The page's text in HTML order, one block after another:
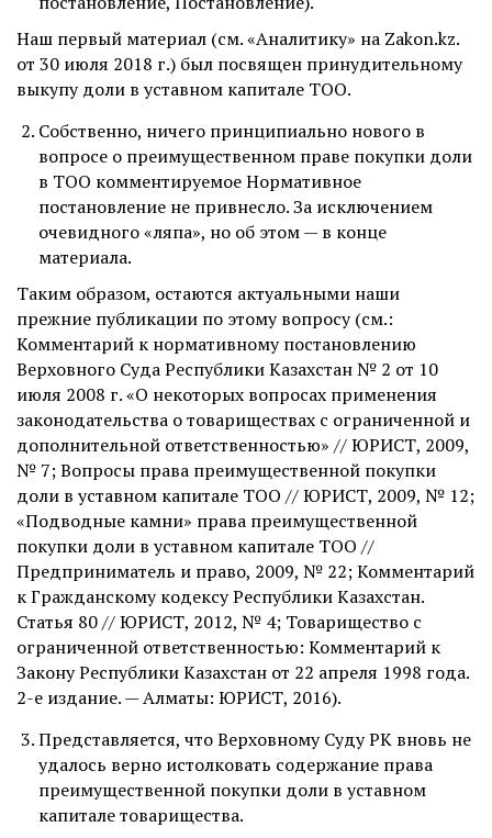
Наш первый материал (см. «Аналитику» на Zakon.kz.
от 30 июля 2018 г.) был посвящен принудительному
выкупу доли в уставном капитале ТОО.
Собственно, ничего принципиально нового в
вопросе о преимущественном праве покупки доли
в ТОО комментируемое Нормативное
постановление не привнесло. За исключением
очевидного «ляпа», но об этом — в конце
материала.
Таким образом, остаются актуальными наши
прежние публикации по этому вопросу (см.:
Комментарий к нормативному постановлению
Верховного Суда Республики Казахстан № 2 от 10
июля 2008 г. «О некоторых вопросах применения
законодательства о товариществах с ограниченной и
дополнительной ответственностью» // ЮРИСТ, 2009,
№ 7; Вопросы права преимущественной покупки
доли в уставном капитале ТОО // ЮРИСТ, 2009, № 12;
«Подводные камни» права преимущественной
покупки доли в уставном капитале ТОО //
Предприниматель и право, 2009, № 22; Комментарий
к Гражданскому кодексу Республики Казахстан.
Статья 80 // ЮРИСТ, 2012, № 4; Товарищество с
ограниченной ответственностью: Комментарий к
Закону Республики Казахстан от 22 апреля 1998 года.
2-е издание. — Алматы: ЮРИСТ, 2016).
Представляется, что Верховному Суду РК вновь не
удалось верно истолковать содержание права
преимущественной покупки доли в уставном
капитале товарищества.